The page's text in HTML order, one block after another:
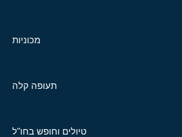
מכוניות
תעופה קלה
טיולים וחופש בחו"ל